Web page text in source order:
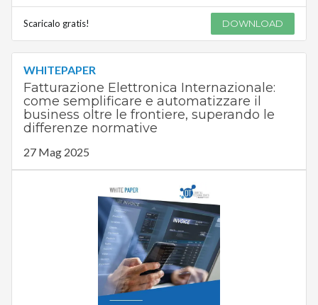
Scaricalo gratis! DOWNLOAD
WHITEPAPER
Fatturazione Elettronica Internazionale:
come semplificare e automatizzare il
business oltre le frontiere, superando le
differenze normative
27 Mag 2025